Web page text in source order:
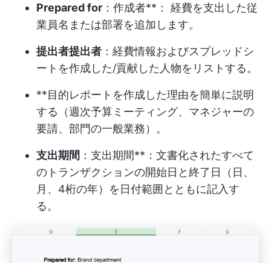
Prepared for ：作成者**： 経費を支出した従
業員名または部署を追加します。
提出者提出者 ：経費情報およびスプレッドシ
ートを作成した/貢献した人物をリストする。
**目的レポートを作成した理由を簡単に説明
する（週次予算ミーティング、マネジャーの
要請、部門の一般業務）。
支出期間 ：支出期間**：文書化されたすべて
のトランザクションの開始日と終了日（日、
月、4桁の年）を日付範囲とともに記入す
る。